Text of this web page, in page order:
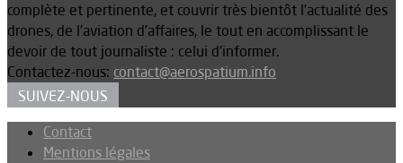
complète et pertinente, et couvrir très bientôt l’actualité des
drones, de l’aviation d’affaires, le tout en accomplissant le
devoir de tout journaliste : celui d’informer.
Contactez-nous: contact@aerospatium.info
SUIVEZ-NOUS
Contact
Mentions légales